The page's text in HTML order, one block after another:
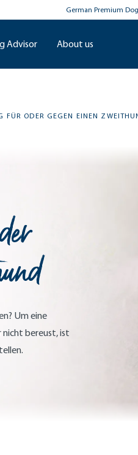
German Premium
Advisor About us
FÜR ODER GEGEN EINEN
Um eine
nicht bereust, ist